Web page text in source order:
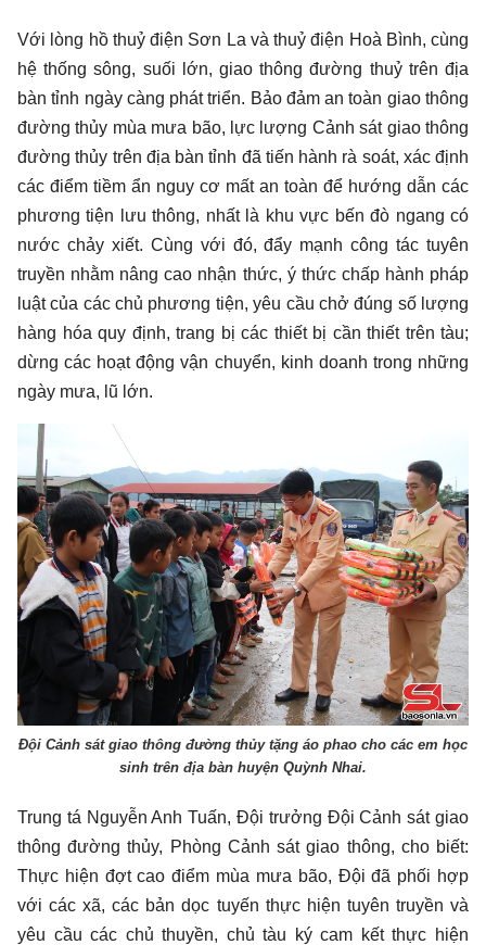
Với lòng hồ thuỷ điện Sơn La và thuỷ điện Hoà Bình, cùng
hệ thống sông, suối lớn, giao thông đường thuỷ trên địa
bàn tỉnh ngày càng phát triển. Bảo đảm an toàn giao thông
đường thủy mùa mưa bão, lực lượng Cảnh sát giao thông
đường thủy trên địa bàn tỉnh đã tiến hành rà soát, xác định
các điểm tiềm ẩn nguy cơ mất an toàn để hướng dẫn các
phương tiện lưu thông, nhất là khu vực bến đò ngang có
nước chảy xiết. Cùng với đó, đẩy mạnh công tác tuyên
truyền nhằm nâng cao nhận thức, ý thức chấp hành pháp
luật của các chủ phương tiện, yêu cầu chở đúng số lượng
hàng hóa quy định, trang bị các thiết bị cần thiết trên tàu;
dừng các hoạt động vận chuyển, kinh doanh trong những
ngày mưa, lũ lớn.
Đội Cảnh sát giao thông đường thủy tặng áo phao cho các em học
sinh trên địa bàn huyện Quỳnh Nhai.
Trung tá Nguyễn Anh Tuấn, Đội trưởng Đội Cảnh sát giao
thông đường thủy, Phòng Cảnh sát giao thông, cho biết:
Thực hiện đợt cao điểm mùa mưa bão, Đội đã phối hợp
với các xã, các bản dọc tuyến thực hiện tuyên truyền và
yêu cầu các chủ thuyền, chủ tàu ký cam kết thực hiện